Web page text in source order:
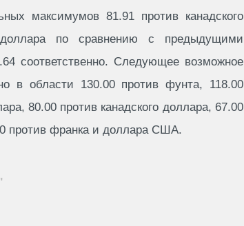
максимумов 81.91 против канадского
по сравнению с предыдущими
соответственно. Следующее возможное
в области 130.00 против фунта, 118.00
80.00 против канадского доллара, 67.00
против франка и доллара США.